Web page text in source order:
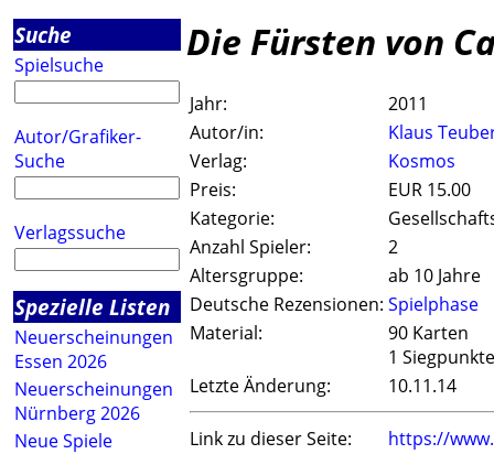
Suche
Spielsuche
Autor/Grafiker-
Suche
Verlagssuche
Spezielle Listen
Neuerscheinungen
Essen 2026
Neuerscheinungen
Nürnberg 2026
Neue Spiele
Die Fürsten von
Jahr:
2011
Autor/in:
Klaus
Verlag:
Kosmos
Preis:
EUR 15.00
Kategorie:
Anzahl Spieler:
2
Altersgruppe:
ab 10 Jahre
Deutsche Rezensionen: Spielphase
Material:
90 Karten
1
Letzte Änderung:
10.11.14
Link zu dieser Seite: https://